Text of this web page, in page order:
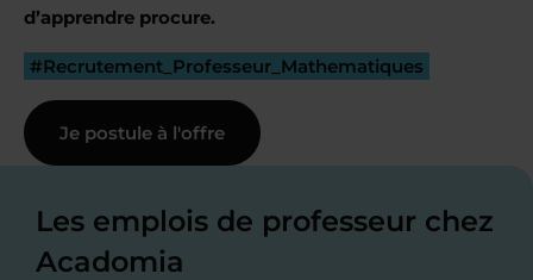
d’apprendre procure.
#Recrutement_Professeur_Mathematiques
Je postule à l'offre
Les emplois de professeur chez
Acadomia